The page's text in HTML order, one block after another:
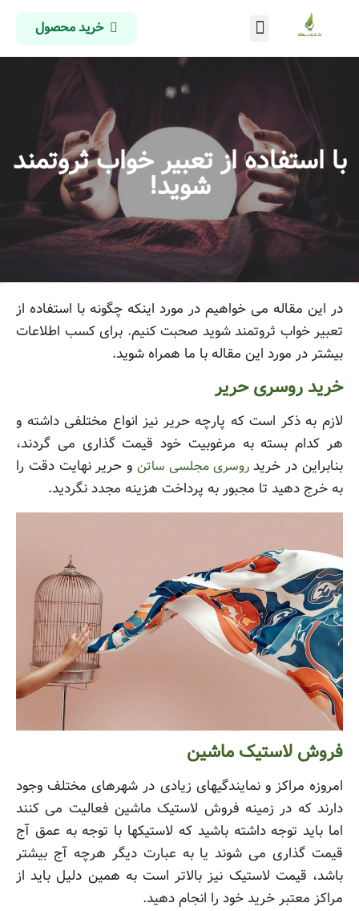
خرید محصول
با استفاده از تعبیر خواب ثروتمند
شوید!
در این مقاله می خواهیم در مورد اینکه چگونه با استفاده از
تعبیر خواب ثروتمند شوید صحبت کنیم. برای کسب اطلاعات
بیشتر در مورد این مقاله با ما همراه شوید.
خرید روسری حریر
لازم به ذکر است که پارچه حریر نیز انواع مختلفی داشته و
هر کدام بسته به مرغوبیت خود قیمت گذاری می گردند،
بنابراین در خریدروسری مجلسی ساتن و حریر نهایت دقت را
به خرج دهید تا مجبور به پرداخت هزینه مجدد نگردید.
فروش لاستیک ماشین
امروزه مراکز و نمایندگیهای زیادی در شهرهای مختلف وجود
دارند که در زمینه فروش لاستیک ماشین فعالیت می کنند
اما باید توجه داشته باشید که لاستیکها با توجه به عمق آج
قیمت گذاری می شوند یا به عبارت دیگر هرچه آج بیشتر
باشد، قیمت لاستیک نیز بالاتر است به همین دلیل باید از
مراکز معتبر خرید خود را انجام دهید.